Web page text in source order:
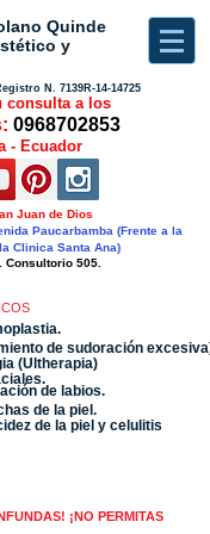
Quinde
y
N. 7139R-14-14725
consulta a los
0968702853
- Ecuador
Juan de Dios
Paucarbamba (Frente a la
Clinica Santa Ana)
Consultorio 505.
¡NO PERMITAS
de sudoración excesiva).
(Ultherapia)
de labios.
de la piel.
de la piel y celulitis